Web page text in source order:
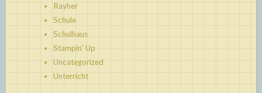
Rayher
Schule
Schulhaus
Stampin' Up
Uncategorized
Unterricht